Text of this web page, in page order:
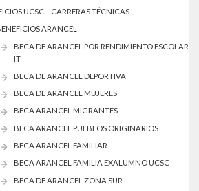
UCSC – CARRERAS TÉCNICAS
ARANCEL
BECA DE ARANCEL POR RENDIMIENTO ESCOLAR
IT
BECA DE ARANCEL DEPORTIVA
BECA DE ARANCEL MUJERES
BECA ARANCEL MIGRANTES
BECA ARANCEL PUEBLOS ORIGINARIOS
BECA ARANCEL FAMILIAR
BECA ARANCEL FAMILIA EXALUMNO UCSC
BECA DE ARANCEL ZONA SUR